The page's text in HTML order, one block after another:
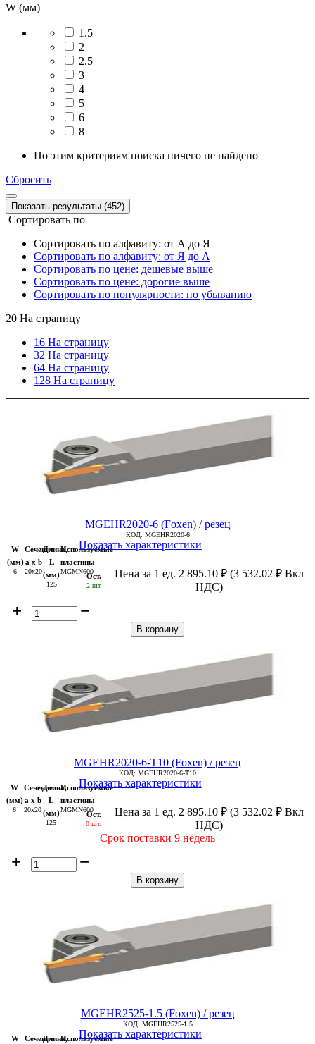
W (мм)
1.5
2
2.5
3
4
5
6
8
По этим критериям поиска ничего не найдено
Сбросить
Показать результаты (452)
Сортировать по
Сортировать по алфавиту: от А до Я
Сортировать по алфавиту: от Я до А
Сортировать по цене: дешевые выше
Сортировать по цене: дорогие выше
Сортировать по популярности: по убыванию
20 На страницу
16 На страницу
32 На страницу
64 На страницу
128 На страницу
MGEHR2020-6 (Foxen) / резец
КОД: MGEHR2020-6
W
(мм)
6
Сечение
a x b
20x20
Длина,
L
(мм)
125
Используемые
пластины
MGMN600
Показать характеристики
Ост.
2 шт.
Цена за 1 ед. 2 895.10 ₽ (3 532.02 ₽Вкл
НДС)
+ −
В корзину
MGEHR2020-6-T10 (Foxen) / резец
КОД: MGEHR2020-6-T10
W
(мм)
6
Сечение
a x b
20x20
Длина,
L
(мм)
125
Используемые
пластины
MGMN600
Показать характеристики
Ост.
0 шт.
Цена за 1 ед. 2 895.10 ₽ (3 532.02 ₽Вкл
НДС)
Срок поставки 9 недель
+ −
В корзину
MGEHR2525-1.5 (Foxen) / резец
КОД: MGEHR2525-1.5
W
СечениеДлина,Используемые
Показать характеристики